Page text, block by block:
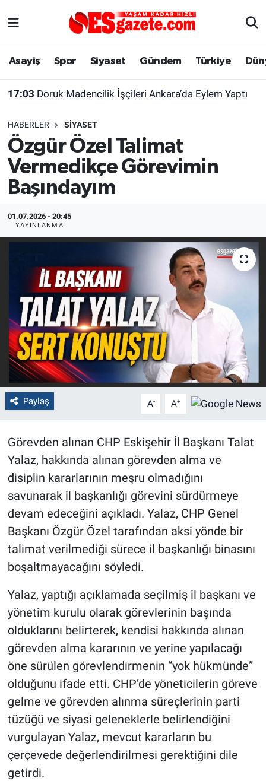
Asayiş Spor Siyaset Gündem Türkiye
17:03 Doruk Madencilik İşçileri Ankara’da Eylem Yaptı
HABERLER SIYASET
Özgür Özel Talimat
Vermedikçe Görevimin
Başındayım
01.07.2026 - 20:45
YAYINLANMA
Paylaş A- A+
Görevden alınan CHP Eskişehir İl Başkanı Talat
Yalaz, hakkında alınan görevden alma ve
disiplin kararlarının meşru olmadığını
savunarak il başkanlığı görevini sürdürmeye
devam edeceğini açıkladı. Yalaz, CHP Genel
Başkanı Özgür Özel tarafından aksi yönde bir
talimat verilmediği sürece il başkanlığı binasını
boşaltmayacağını söyledi.
Yalaz, yaptığı açıklamada seçilmiş il başkanı ve
yönetim kurulu olarak görevlerinin başında
olduklarını belirterek, kendisi hakkında alınan
görevden alma kararının ve yerine yapılacağı
öne sürülen görevlendirmenin “yok hükmünde”
olduğunu ifade etti. CHP’de yöneticilerin göreve
gelme ve görevden alınma süreçlerinin parti
tüzüğü ve siyasi geleneklerle belirlendiğini
vurgulayan Yalaz, mevcut kararların bu
çerçevede değerlendirilmesi gerektiğini dile
getirdi.
Asayiş
Gündem
Türkiye
Dünya
Sağlık
Yaşam
Eskişehirspor Arşivi
Eskişehir Arşivi
Röportaj
Ekonomi
Politika
Bilecik
Kütahya
Gezi
Genel
Çevre
Yerel
Magazin
Bilim ve Teknoloji
Eskişehir Nöbetçi Eczaneler
Süper Lig Puan Durumu ve Fikstür
Tüm Manşetler
Son Dakika Haberleri
Haber Arşivi